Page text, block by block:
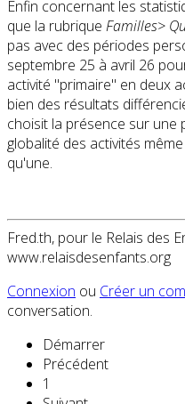
Enfin concernant les
que la rubrique Familles>
pas avec des périodes
septembre 25 à avril 26
activité "primaire" en deux
bien des résultats
choisit la présence sur une
globalité des activités
qu'une.
Fred.th, pour le Relais des
www.relaisdesenfants.org
Connexion ou Créer un
conversation.
Démarrer
Précédent
1